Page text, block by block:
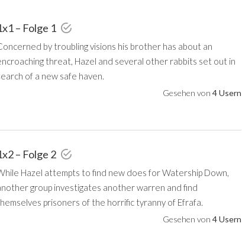
– Folge 1
by troubling visions his brother has about an
threat, Hazel and several other rabbits set out in
of a new safe haven.
Gesehen von 4 Usern
– Folge 2
Hazel attempts to find new does for Watership Down,
group investigates another warren and find
prisoners of the horrific tyranny of Efrafa.
Gesehen von 4 Usern